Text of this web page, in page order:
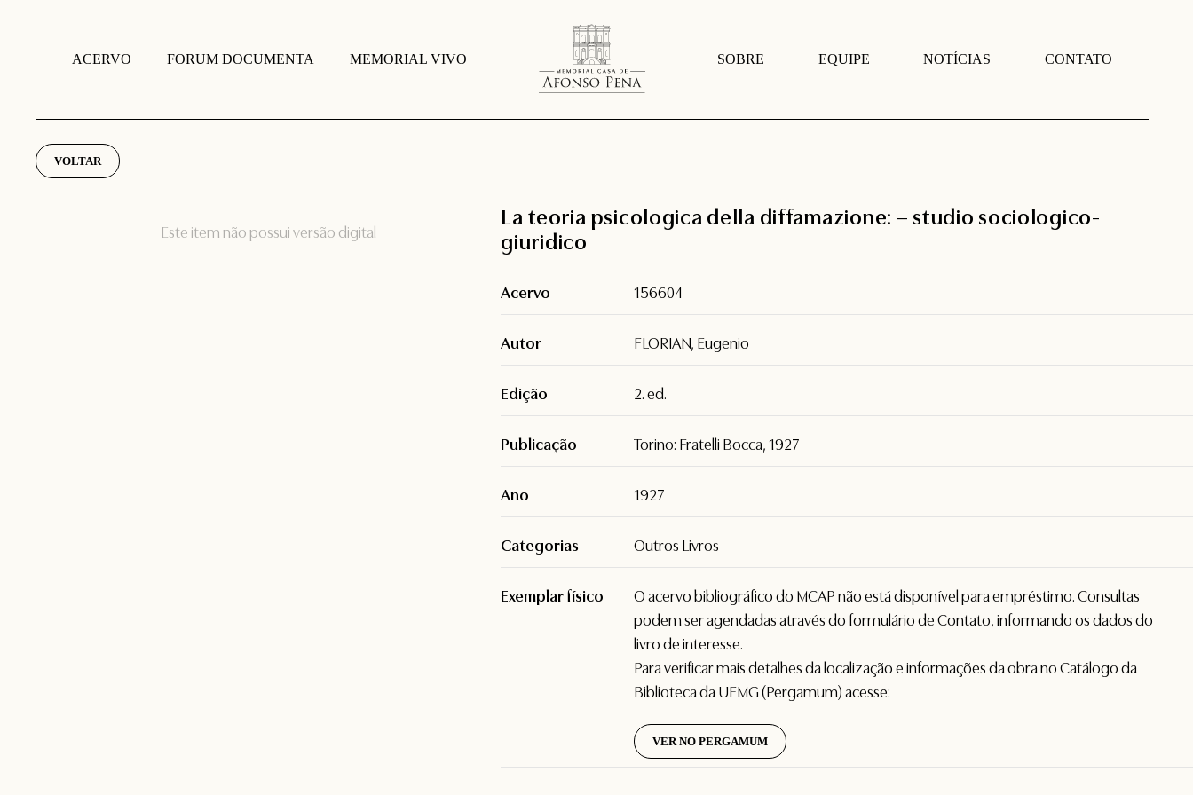
ACERVO FORUM DOCUMENTA MEMORIAL VIVO SOBRE EQUIPE NOTÍCIAS CONTATO
VOLTAR
Este item não possui versão digital
La teoria psicologica della diffamazione: – studio sociologico-
giuridico
Acervo 156604
Autor FLORIAN, Eugenio
Edição 2. ed.
Publicação Torino: Fratelli Bocca, 1927
Ano 1927
Categorias Outros Livros
Exemplar físico
O acervo bibliográfico do MCAP não está disponível para empréstimo. Consultas
podem ser agendadas através do formulário deContato, informando os dados do
livro de interesse.
Para verificar mais detalhes da localização e informações da obra no Catálogo da
Biblioteca da UFMG (Pergamum) acesse:
VER NO PERGAMUM